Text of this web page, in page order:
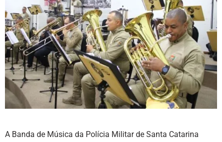
A Banda de Música da Polícia Militar de Santa Catarina